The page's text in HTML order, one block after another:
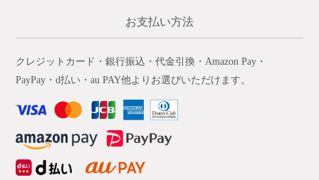
お支払い方法
クレジットカード・銀行振込・代金引換・Amazon Pay・
PayPay・d払い・au PAY他よりお選びいただけます。